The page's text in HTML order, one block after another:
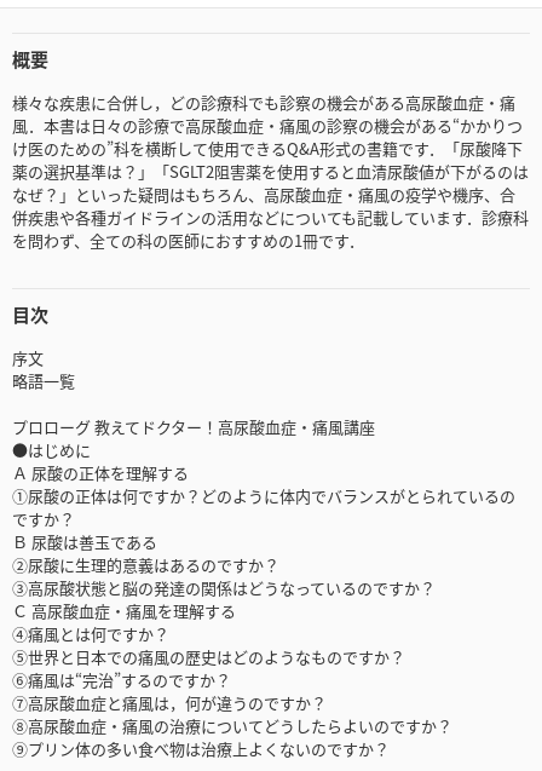
概要
様々な疾患に合併し，どの診療科でも診察の機会がある高尿酸血症・痛
風．本書は日々の診療で高尿酸血症・痛風の診察の機会がある“かかりつ
け医のための”科を横断して使用できるQ&A形式の書籍です．「尿酸降下
薬の選択基準は？」「SGLT2阻害薬を使用すると血清尿酸値が下がるのは
なぜ？」といった疑問はもちろん、高尿酸血症・痛風の疫学や機序、合
併疾患や各種ガイドラインの活用などについても記載しています．診療科
を問わず、全ての科の医師におすすめの1冊です．
目次
序文
略語一覧
プロローグ 教えてドクター！高尿酸血症・痛風講座
●はじめに
Ａ 尿酸の正体を理解する
①尿酸の正体は何ですか？どのように体内でバランスがとられているの
ですか？
Ｂ 尿酸は善玉である
②尿酸に生理的意義はあるのですか？
③高尿酸状態と脳の発達の関係はどうなっているのですか？
Ｃ 高尿酸血症・痛風を理解する
④痛風とは何ですか？
⑤世界と日本での痛風の歴史はどのようなものですか？
⑥痛風は“完治”するのですか？
⑦高尿酸血症と痛風は，何が違うのですか？
⑧高尿酸血症・痛風の治療についてどうしたらよいのですか？
⑨プリン体の多い食べ物は治療上よくないのですか？